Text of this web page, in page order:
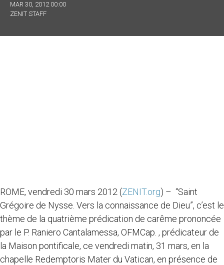
MAR 30, 2012 00:00
ZENIT STAFF
ROME, vendredi 30 mars 2012 (ZENIT.org) – “Saint
Grégoire de Nysse. Vers la connaissance de Dieu”, c’est le
thème de la quatrième prédication de carême prononcée
par le P. Raniero Cantalamessa, OFMCap. , prédicateur de
la Maison pontificale, ce vendredi matin, 31 mars, en la
chapelle Redemptoris Mater du Vatican, en présence de